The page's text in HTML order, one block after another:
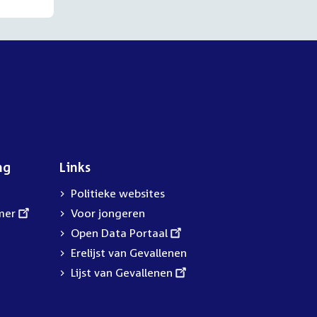
Links
Politieke websites
Voor jongeren
External
link:
Open Data Portaal
Erelijst van Gevallenen
External
Lijst van Gevallenen